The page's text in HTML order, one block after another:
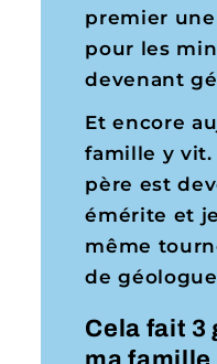
premier
pour les
devenant
Et encore
famille y vit.
père est
émérite et
même
de
Cela fait 3